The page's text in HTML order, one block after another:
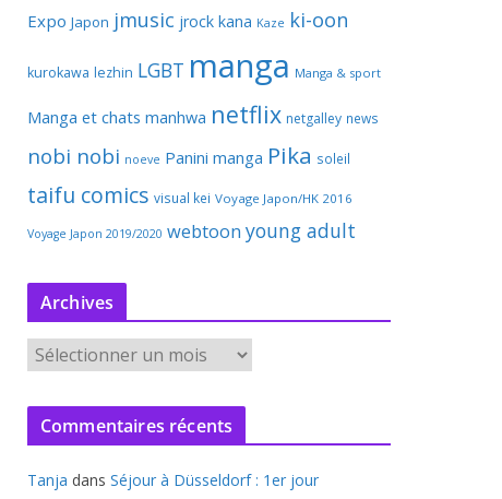
Expo Japon jmusic jrock kana Kaze ki-oon
kurokawa lezhin LGBT manga Manga & sport
Manga et chats manhwa netflix netgalley news
nobi nobi noeve Panini manga Pika soleil
taifu comics visual kei Voyage Japon/HK 2016
Voyage Japon 2019/2020 webtoon young adult
Archives
r
c
v
Commentaires récents
Tanja dans Séjour à Düsseldorf : 1er jour